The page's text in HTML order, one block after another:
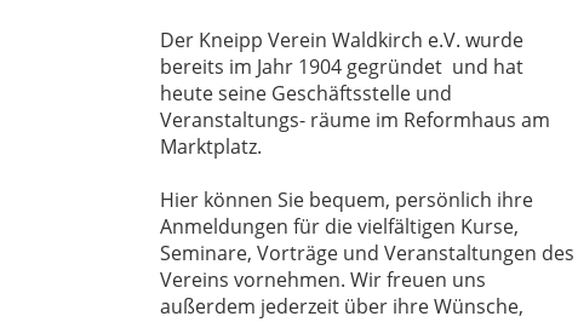
Der Kneipp Verein Waldkirch e.V. wurde
bereits im Jahr 1904 gegründet und hat
heute seine Geschäftsstelle und
Veranstaltungs- räume im Reformhaus am
Marktplatz.
Hier können Sie bequem, persönlich ihre
Anmeldungen für die vielfältigen Kurse,
Seminare, Vorträge und Veranstaltungen des
Vereins vornehmen. Wir freuen uns
außerdem jederzeit über ihre Wünsche,